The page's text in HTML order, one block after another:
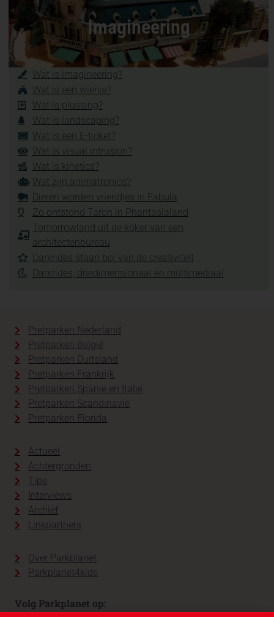
Imagineering
Wat is imagineering?
Wat is een wienie?
Wat is plussing?
Wat is landscaping?
Wat is een E-ticket?
Wat is visual intrusion?
Wat is kinetics?
Wat zijn animatronics?
Dieren worden vriendjes in Fabula
Zo ontstond Taron in Phantasialand
Tomorrowland uit de koker van een
architectenbureau
Darkrides staan bol van de creativiteit
Darkrides, driedimensionaal en multimediaal
Pretparken Nederland
Pretparken België
Pretparken Duitsland
Pretparken Frankrijk
Pretparken Spanje en Italië
Pretparken Scandinavië
Pretparken Florida
Actueel
Achtergronden
Tips
Interviews
Archief
Linkpartners
Over Parkplanet
Parkplanet4kids
Volg Parkplanet op: